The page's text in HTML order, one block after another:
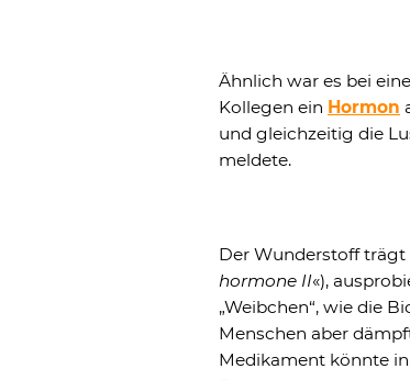
Ähnlich war es bei
Kollegen ein Hormon
und gleichzeitig die
meldete.
Der Wunderstoff trägt
hormone II«),
„Weibchen“, wie die
Menschen aber
Medikament könnte